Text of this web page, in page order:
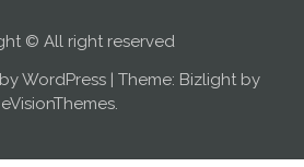
© All right reserved
WordPress | Theme: Bizlight by
eVisionThemes.